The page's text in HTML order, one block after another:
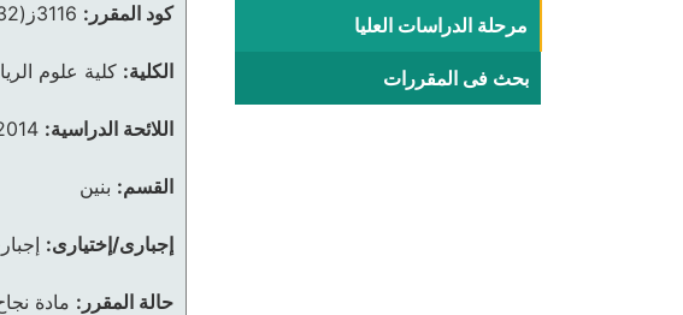
مرحلة الدراسات العليا
بحث فى المقررات
كود المقرر: 3116ز(32)
الكلية: كلية علوم
اللائحة الدراسية:
القسم: بنين
إجبارى/إختيارى:
حالة المقرر: مادة